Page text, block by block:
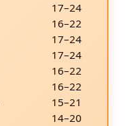
17–24
16–22
17–24
17–24
16–22
16–22
15–21
14–20